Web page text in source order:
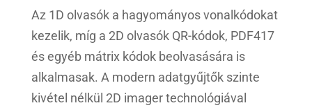
Az 1D olvasók a hagyományos vonalkódokat
kezelik, míg a 2D olvasók QR-kódok, PDF417
és egyéb mátrix kódok beolvasására is
alkalmasak. A modern adatgyűjtők szinte
kivétel nélkül 2D imager technológiával